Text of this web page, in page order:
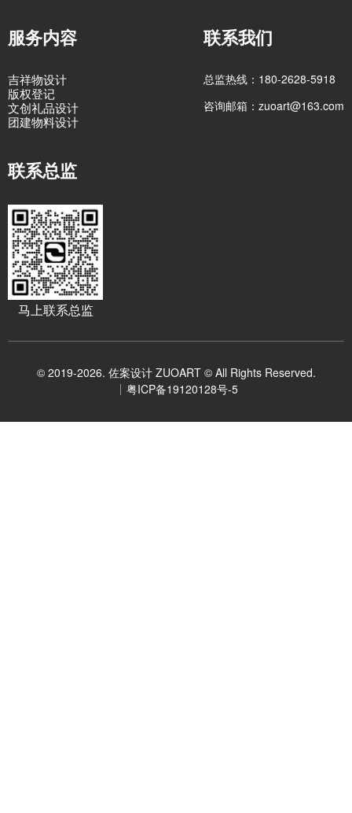
服务内容
吉祥物设计
版权登记
文创礼品设计
团建物料设计
联系我们
总监热线：180-2628-5918
咨询邮箱：zuoart@163.com
联系总监
马上联系总监
© 2019-2026. 佐案设计 ZUOART © All Rights Reserved.
粤ICP备19120128号-5